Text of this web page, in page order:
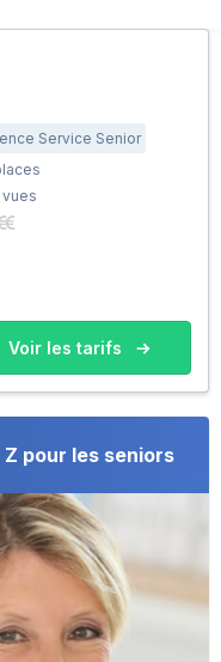
Service Senior
vues
Voir les tarifs
pour les seniors